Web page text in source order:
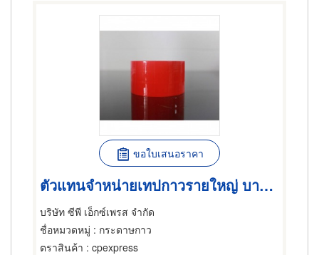
ขอใบเสนอราคา
ตัวแทนจำหน่ายเทปกาวรายใหญ่ บางบอน
บริษัท ซีพี เอ็กซ์เพรส จำกัด
ชื่อหมวดหมู่ : กระดาษกาว
ตราสินค้า : cpexpress